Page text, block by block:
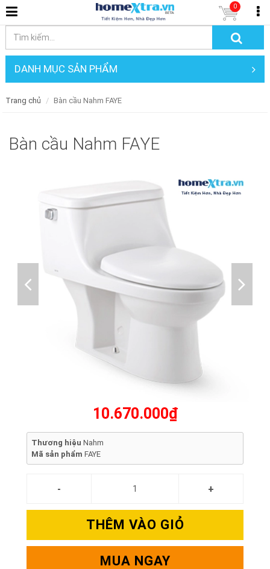
0
DANH MỤC SẢN PHẨM
Trang chủ Bàn cầu Nahm FAYE
Bàn cầu Nahm FAYE
10.670.000₫
Thương hiệu Nahm
Mã sản phẩm FAYE
THÊM VÀO GIỎ
MUA NGAY